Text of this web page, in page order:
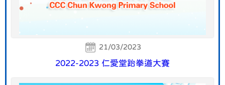
21/03/2023
2022-2023 仁愛堂跆拳道大賽